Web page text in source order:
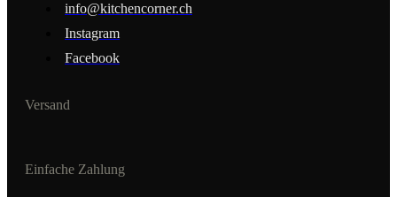
info@kitchencorner.ch
Instagram
Facebook
Versand
Einfache Zahlung